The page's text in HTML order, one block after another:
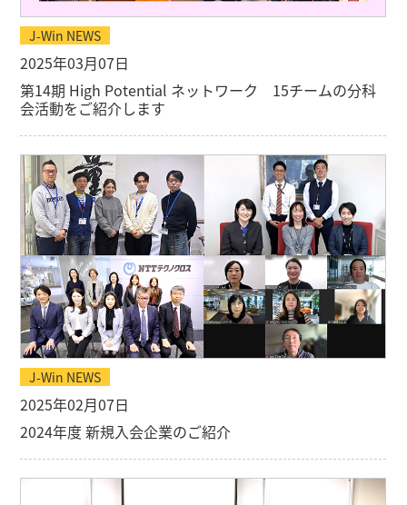
J-Win NEWS
2025年03月07日
第14期 High Potential ネットワーク 15チームの分科
会活動をご紹介します
J-Win NEWS
2025年02月07日
2024年度 新規入会企業のご紹介